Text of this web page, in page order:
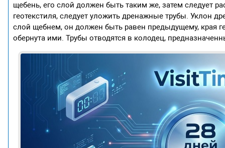
щебень, его слой должен быть таким же, затем следует
геотекстиля, следует уложить дренажные трубы. Уклон
слой щебнем, он должен быть равен предыдущему, края
обернута ими. Трубы отводятся в колодец,